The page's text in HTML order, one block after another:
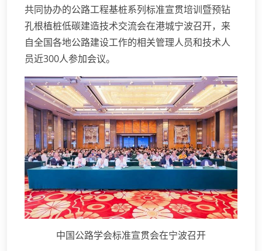
共同协办的公路工程基桩系列标准宣贯培训暨预钻
孔根植桩低碳建造技术交流会在港城宁波召开，来
自全国各地公路建设工作的相关管理人员和技术人
员近300人参加会议。
中国公路学会标准宣贯会在宁波召开